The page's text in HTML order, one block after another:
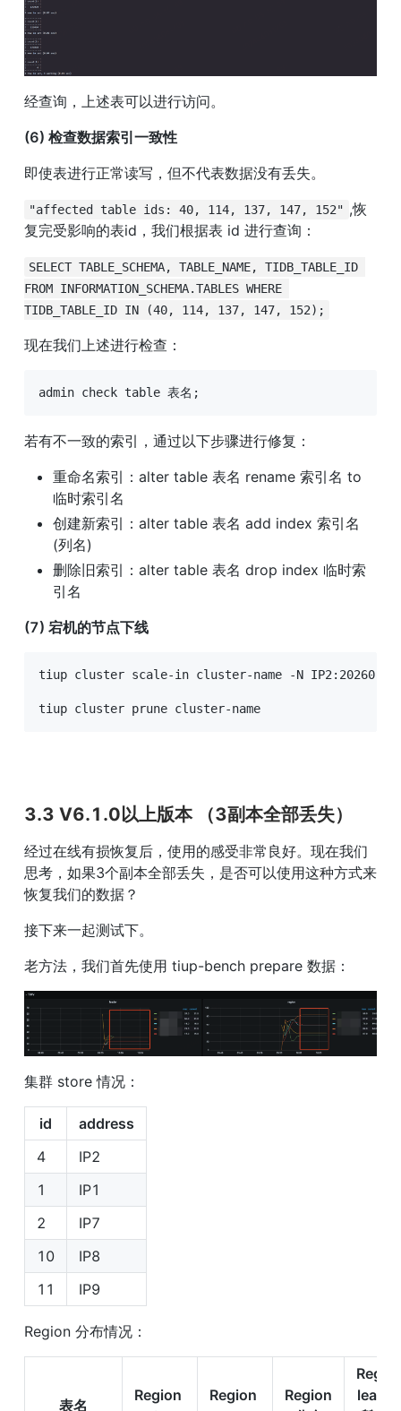
经查询，上述表可以进行访问。
(6) 检查数据索引一致性
即使表进行正常读写，但不代表数据没有丢失。
"affected table ids: 40, 114, 137, 147, 152" ,恢
复完受影响的表id，我们根据表 id 进行查询：
SELECT TABLE_SCHEMA, TABLE_NAME, TIDB_TABLE_ID
FROM INFORMATION_SCHEMA.TABLES WHERE
TIDB_TABLE_ID IN (40, 114, 137, 147, 152);
现在我们上述进行检查：
admin check table 表名;
若有不一致的索引，通过以下步骤进行修复：
重命名索引：alter table 表名 rename 索引名 to
临时索引名
创建新索引：alter table 表名 add index 索引名
(列名)
删除旧索引：alter table 表名 drop index 临时索
引名
(7) 宕机的节点下线
tiup cluster scale-in cluster-name -N
tiup cluster prune cluster-name
3.3 V6.1.0以上版本 （3副本全部丢失）
经过在线有损恢复后，使用的感受非常良好。现在我们
思考，如果3个副本全部丢失，是否可以使用这种方式来
恢复我们的数据？
接下来一起测试下。
老方法，我们首先使用 tiup-bench prepare 数据：
集群 store 情况：
id
address
4
IP2
1
IP1
2
IP7
10
IP8
11
IP9
Region 分布情况：
表名
Region
Region
Region
leader